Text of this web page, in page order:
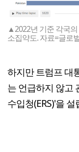
▲2022년 기준 각국
소집약도. 자료=글로
하지만 트럼프 대
는 언급하지 않고
수입청(ERS)'을